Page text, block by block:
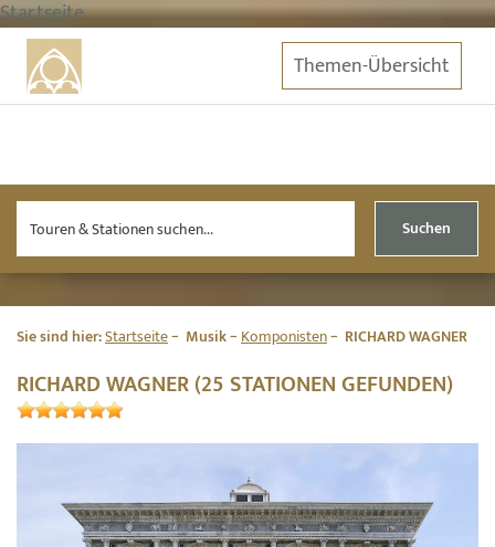
Startseite
Themen-Übersicht
Suchen
Sie sind hier:Startseite Musik Komponisten RICHARD WAGNER
RICHARD WAGNER (25 STATIONEN GEFUNDEN)